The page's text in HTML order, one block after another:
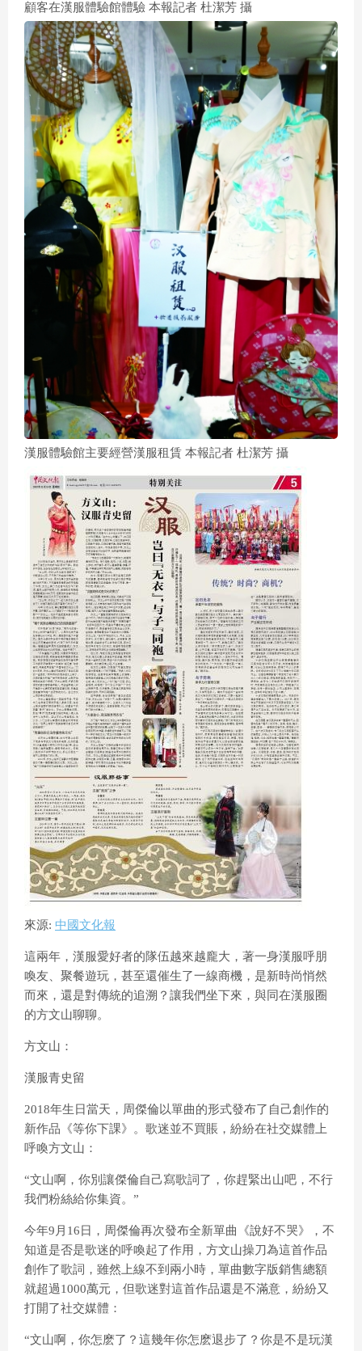
顧客在漢服體驗館體驗 本報記者 杜潔芳 攝
漢服體驗館主要經營漢服租賃 本報記者 杜潔芳 攝
來源: 中國文化報
這兩年，漢服愛好者的隊伍越來越龐大，著一身漢服呼朋
喚友、聚餐遊玩，甚至還催生了一線商機，是新時尚悄然
而來，還是對傳統的追溯？讓我們坐下來，與同在漢服圈
的方文山聊聊。
方文山：
漢服青史留
2018年生日當天，周傑倫以單曲的形式發布了自己創作的
新作品《等你下課》。歌迷並不買賬，紛紛在社交媒體上
呼喚方文山：
“文山啊，你別讓傑倫自己寫歌詞了，你趕緊出山吧，不行
我們粉絲給你集資。”
今年9月16日，周傑倫再次發布全新單曲《說好不哭》，不
知道是否是歌迷的呼喚起了作用，方文山操刀為這首作品
創作了歌詞，雖然上線不到兩小時，單曲數字版銷售總額
就超過1000萬元，但歌迷對這首作品還是不滿意，紛紛又
打開了社交媒體：
“文山啊，你怎麽了？這幾年你怎麽退步了？你是不是玩漢